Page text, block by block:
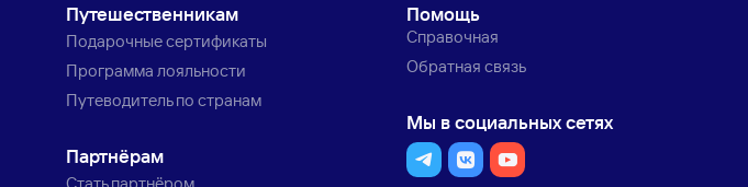
Путешественникам
Подарочные сертификаты
Программа лояльности
Путеводитель по странам
Партнёрам
Помощь
Справочная
Обратная связь
Мы в социальных сетях